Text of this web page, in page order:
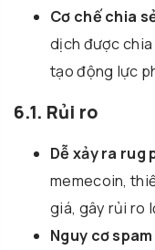
Cơ chế chia
dịch được
tạo động lực
6.1. Rủi ro
Dễ xảy ra rug
memecoin,
giá, gây rủi ro
Nguy cơ